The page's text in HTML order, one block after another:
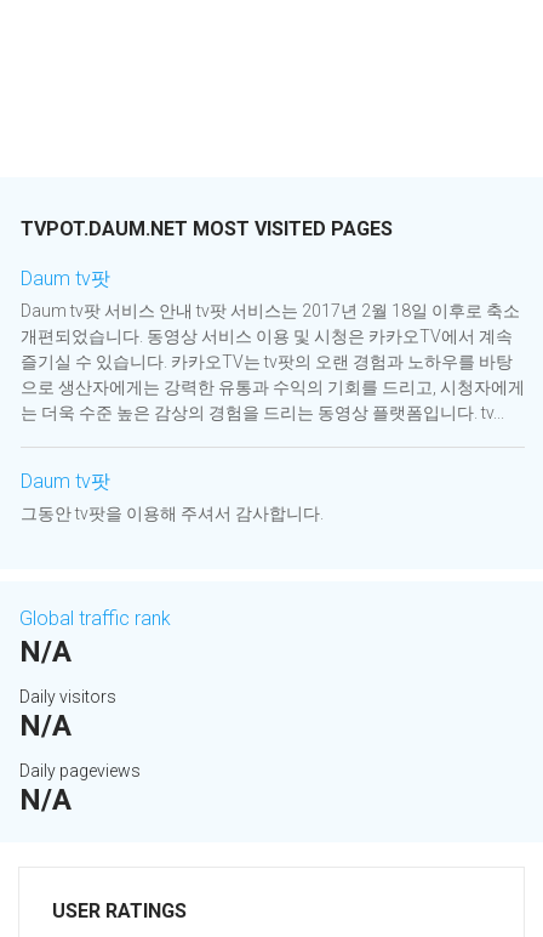
TVPOT.DAUM.NET MOST VISITED PAGES
Daum tv팟
Daum tv팟 서비스 안내 tv팟 서비스는 2017년 2월 18일 이후로 축소
개편되었습니다. 동영상 서비스 이용 및 시청은 카카오TV에서 계속
즐기실 수 있습니다. 카카오TV는 tv팟의 오랜 경험과 노하우를 바탕
으로 생산자에게는 강력한 유통과 수익의 기회를 드리고, 시청자에게
는 더욱 수준 높은 감상의 경험을 드리는 동영상 플랫폼입니다. tv...
Daum tv팟
그동안 tv팟을 이용해 주셔서 감사합니다.
Global traffic rank
N/A
Daily visitors
N/A
Daily pageviews
N/A
USER RATINGS